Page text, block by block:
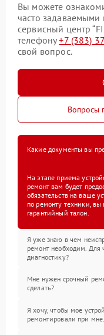
Вы можете
часто задаваемыми
сервисный центр
телефону+7 (383)
свой вопрос.
Вопросы
Какие документы вы
На этапе приема
ремонт вам будет
обязательств на ваше
по ремонту техники, вы
гарантийный талон.
Я уже знаю в чем
ремонт необходим. Для
диагностику?
Мне нужен срочный
сделать?
Я хочу, чтобы мое
ремонтировали при мне.